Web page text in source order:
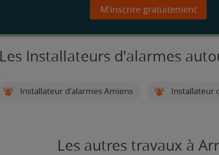
M'inscrire gratuitement
Les Installateurs d'alarmes
Installateur d'alarmes Amiens Installateur
Les autres travaux à